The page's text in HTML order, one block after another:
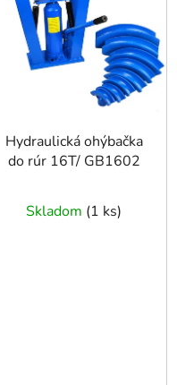
Hydraulická ohýbačka
do rúr 16T/ GB1602
Skladom (1 ks)